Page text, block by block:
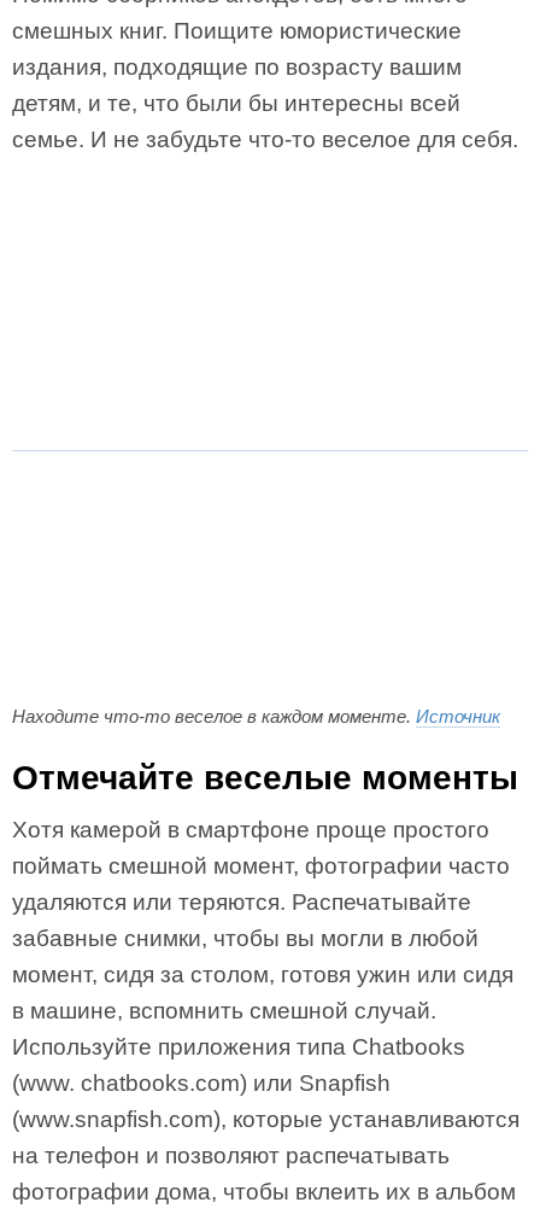
смешных книг. Поищите юмористические
издания, подходящие по возрасту вашим
детям, и те, что были бы интересны всей
семье. И не забудьте что-то веселое для себя.
Находите что-то веселое в каждом моменте. Источник
Отмечайте веселые моменты
Хотя камерой в смартфоне проще простого
поймать смешной момент, фотографии часто
удаляются или теряются. Распечатывайте
забавные снимки, чтобы вы могли в любой
момент, сидя за столом, готовя ужин или сидя
в машине, вспомнить смешной случай.
Используйте приложения типа Chatbooks
(www. chatbooks.com) или Snapfish
(www.snapfish.com), которые устанавливаются
на телефон и позволяют распечатывать
фотографии дома, чтобы вклеить их в альбом